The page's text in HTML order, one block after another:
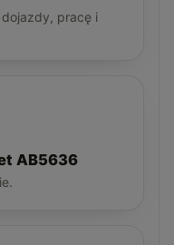
dojazdy, pracę i
AB5636